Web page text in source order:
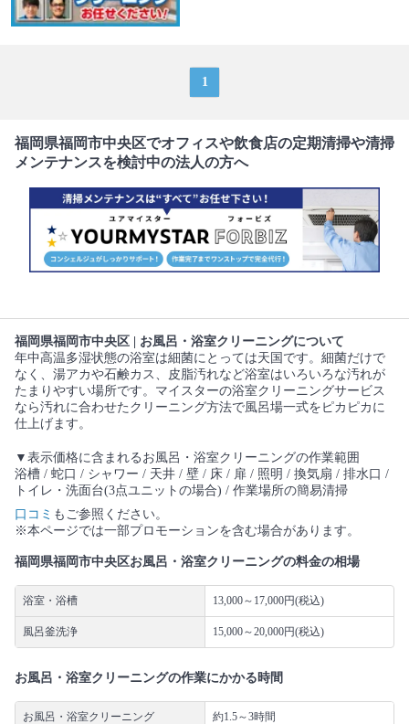
1
福岡県福岡市中央区でオフィスや飲食店の定期清掃や清掃
メンテナンスを検討中の法人の方へ
福岡県福岡市中央区 | お風呂・浴室クリーニングについて
年中高温多湿状態の浴室は細菌にとっては天国です。細菌だけで
なく、湯アカや石鹸カス、皮脂汚れなど浴室はいろいろな汚れが
たまりやすい場所です。マイスターの浴室クリーニングサービス
なら汚れに合わせたクリーニング方法で風呂場一式をピカピカに
仕上げます。
▼表示価格に含まれるお風呂・浴室クリーニングの作業範囲
浴槽 / 蛇口 / シャワー / 天井 / 壁 / 床 / 扉 / 照明 / 換気扇 / 排水口 /
トイレ・洗面台(3点ユニットの場合) / 作業場所の簡易清掃
口コミ もご参照ください。
※本ページでは一部プロモーションを含む場合があります。
福岡県福岡市中央区お風呂・浴室クリーニングの料金の相場
浴室・浴槽 13,000～17,000円(税込)
風呂釜洗浄 15,000～20,000円(税込)
お風呂・浴室クリーニングの作業にかかる時間
お風呂・浴室クリーニング 約1.5～3時間